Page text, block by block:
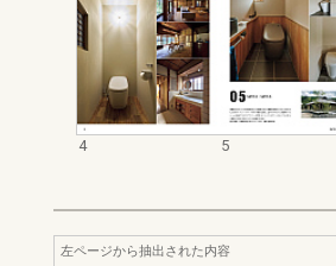
4 5
左ページから抽出された内容